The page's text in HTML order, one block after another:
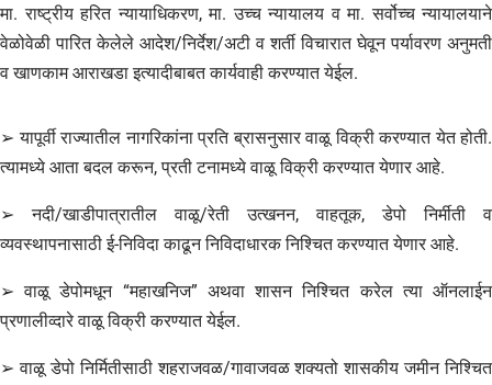
मा. राष्ट्रीय हरित न्यायाधिकरण, मा. उच्च न्यायालय व मा. सर्वोच्च न्यायालयाने
वेळोवेळी पारित केलेले आदेश/निर्देश/अटी व शर्ती विचारात घेवून पर्यावरण अनुमती
व खाणकाम आराखडा इत्यादीबाबत कार्यवाही करण्यात येईल.
➢ यापूर्वी राज्यातील नागरिकांना प्रति ब्रासनुसार वाळू विक्री करण्यात येत होती.
त्यामध्ये आता बदल करून, प्रती टनामध्ये वाळू विक्री करण्यात येणार आहे.
➢ नदी/खाडीपात्रातील वाळू/रेती उत्खनन, वाहतूक, डेपो निर्मीती व
व्यवस्थापनासाठी ई-निविदा काढून निविदाधारक निश्चित करण्यात येणार आहे.
➢ वाळू डेपोमधून “महाखनिज” अथवा शासन निश्चित करेल त्या ऑनलाईन
प्रणालीव्दारे वाळू विक्री करण्यात येईल.
➢ वाळू डेपो निर्मितीसाठी शहराजवळ/गावाजवळ शक्यतो शासकीय जमीन निश्चित